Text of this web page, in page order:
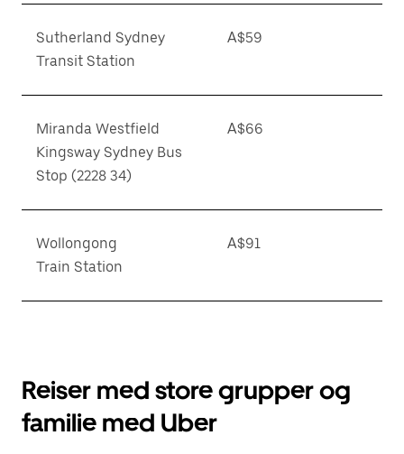
Sutherland Sydney
Transit Station
A$59
Miranda Westfield
Kingsway Sydney Bus
Stop (2228 34)
A$66
Wollongong
Train Station
A$91
Reiser med store grupper og
familie med Uber